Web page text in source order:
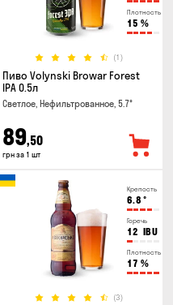
Плотность
15 %
(1)
Пиво Volynski Browar Forest
IPA 0.5л
Светлое, Нефильтрованное, 5.7°
89,50
грн за 1 шт
Крепость
6.8 °
Горечь
12 IBU
Плотность
17 %
(3)